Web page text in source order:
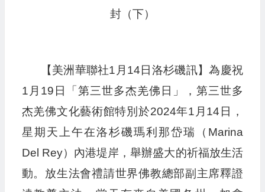
封（下）
【美洲華聯社1月14日洛杉磯訊】為慶祝
1月19日「第三世多杰羌佛日」，第三世多
杰羌佛文化藝術館特別於2024年1月14日，
星期天上午在洛杉磯瑪利那岱瑞（Marina
Del Rey）內港堤岸，舉辦盛大的祈福放生活
動。放生法會禮請世界佛教總部副主席釋證